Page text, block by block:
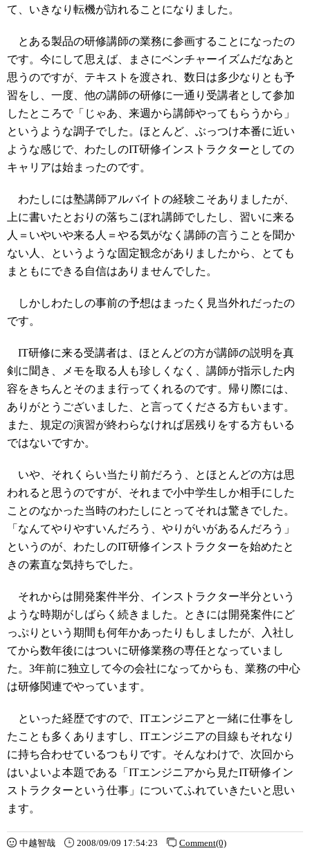
て、いきなり転機が訪れることになりました。
とある製品の研修講師の業務に参画することになったの
です。今にして思えば、まさにベンチャーイズムだなあと
思うのですが、テキストを渡され、数日は多少なりとも予
習をし、一度、他の講師の研修に一通り受講者として参加
したところで「じゃあ、来週から講師やってもらうから」
というような調子でした。ほとんど、ぶっつけ本番に近い
ような感じで、わたしのIT研修インストラクターとしての
キャリアは始まったのです。
わたしには塾講師アルバイトの経験こそありましたが、
上に書いたとおりの落ちこぼれ講師でしたし、習いに来る
人＝いやいや来る人＝やる気がなく講師の言うことを聞か
ない人、というような固定観念がありましたから、とても
まともにできる自信はありませんでした。
しかしわたしの事前の予想はまったく見当外れだったの
です。
IT研修に来る受講者は、ほとんどの方が講師の説明を真
剣に聞き、メモを取る人も珍しくなく、講師が指示した内
容をきちんとそのまま行ってくれるのです。帰り際には、
ありがとうございました、と言ってくださる方もいます。
また、規定の演習が終わらなければ居残りをする方もいる
ではないですか。
いや、それくらい当たり前だろう、とほとんどの方は思
われると思うのですが、それまで小中学生しか相手にした
ことのなかった当時のわたしにとってそれは驚きでした。
「なんてやりやすいんだろう、やりがいがあるんだろう」
というのが、わたしのIT研修インストラクターを始めたと
きの素直な気持ちでした。
それからは開発案件半分、インストラクター半分という
ような時期がしばらく続きました。ときには開発案件にど
っぷりという期間も何年かあったりもしましたが、入社し
てから数年後にはついに研修業務の専任となっていまし
た。3年前に独立して今の会社になってからも、業務の中心
は研修関連でやっています。
といった経歴ですので、ITエンジニアと一緒に仕事をし
たことも多くありますし、ITエンジニアの目線もそれなり
に持ち合わせているつもりです。そんなわけで、次回から
はいよいよ本題である「ITエンジニアから見たIT研修イン
ストラクターという仕事」についてふれていきたいと思い
ます。
中越智哉 2008/09/09 17:54:23 Comment(0)